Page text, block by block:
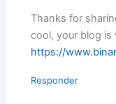
Thanks for
cool, your blog is
https://
Responder